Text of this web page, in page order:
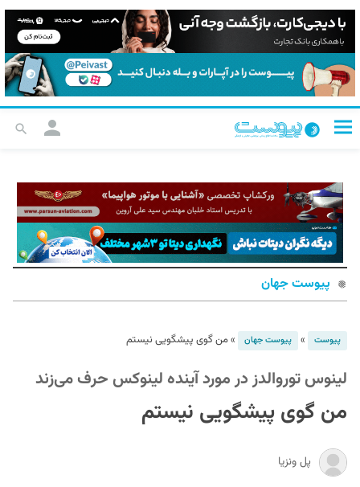
پیوست جهان
پیوست » پیوست جهان »من گوی پیشگویی نیستم
لینوس توروالدز در مورد آینده لینوکس حرف می‌زند
من گوی پیشگویی نیستم
پل ونزیا